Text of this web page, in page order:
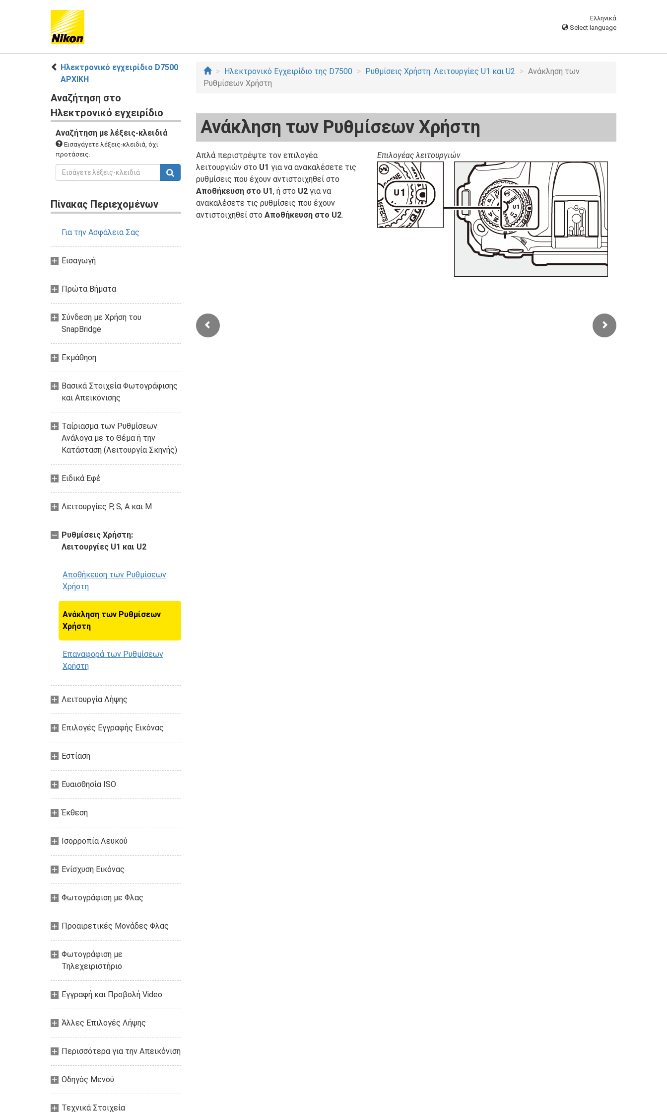
Ελληνικά
Select language
Ηλεκτρονικό εγχειρίδιο D7500
ΑΡΧΙΚΗ
Αναζήτηση στο
Ηλεκτρονικό εγχειρίδιο
Αναζήτηση με λέξεις-κλειδιά
Εισαγάγετε λέξεις-κλειδιά, όχι
προτάσεις.
Πίνακας Περιεχομένων
Για την Ασφάλεια Σας
Εισαγωγή
Πρώτα Βήματα
Σύνδεση με Χρήση του
SnapBridge
Εκμάθηση
Βασικά Στοιχεία Φωτογράφισης
και Απεικόνισης
Ταίριασμα των Ρυθμίσεων
Ανάλογα με το Θέμα ή την
Κατάσταση (Λειτουργία Σκηνής)
Ειδικά Εφέ
Λειτουργίες P, S, A και M
Ρυθμίσεις Χρήστη:
Λειτουργίες U1 και U2
Αποθήκευση των Ρυθμίσεων
Χρήστη
Ανάκληση των Ρυθμίσεων
Χρήστη
Επαναφορά των Ρυθμίσεων
Χρήστη
Λειτουργία Λήψης
Επιλογές Εγγραφής Εικόνας
Εστίαση
Ευαισθησία ISO
Έκθεση
Ισορροπία Λευκού
Ενίσχυση Εικόνας
Φωτογράφιση με Φλας
Προαιρετικές Μονάδες Φλας
Φωτογράφιση με
Τηλεχειριστήριο
Εγγραφή και Προβολή Video
Άλλες Επιλογές Λήψης
Περισσότερα για την Απεικόνιση
Οδηγός Mενού
Τεχνικά Στοιχεία
Ηλεκτρονικό Εγχειρίδιο της D7500 Ρυθμίσεις Χρήστη: Λειτουργίες U1 και U2
Ανάκληση των
Ρυθμίσεων Χρήστη
Ανάκληση των Ρυθμίσεων Χρήστη
Απλά περιστρέψτε τον επιλογέα
λειτουργιών στο U1 για να ανακαλέσετε τις
ρυθμίσεις που έχουν αντιστοιχηθεί στο
Αποθήκευση στο U1, ή στο U2για να
ανακαλέσετε τις ρυθμίσεις που έχουν
αντιστοιχηθεί στο Αποθήκευση στο U2.
Επιλογέας λειτουργιών